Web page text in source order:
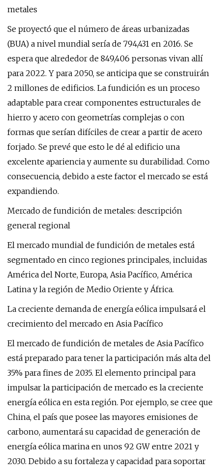
metales
Se proyectó que el número de áreas urbanizadas
(BUA) a nivel mundial sería de 794,431 en 2016. Se
espera que alrededor de 849,406 personas vivan allí
para 2022. Y para 2050, se anticipa que se construirán
2 millones de edificios. La fundición es un proceso
adaptable para crear componentes estructurales de
hierro y acero con geometrías complejas o con
formas que serían difíciles de crear a partir de acero
forjado. Se prevé que esto le dé al edificio una
excelente apariencia y aumente su durabilidad. Como
consecuencia, debido a este factor el mercado se está
expandiendo.
Mercado de fundición de metales: descripción
general regional
El mercado mundial de fundición de metales está
segmentado en cinco regiones principales, incluidas
América del Norte, Europa, Asia Pacífico, América
Latina y la región de Medio Oriente y África.
La creciente demanda de energía eólica impulsará el
crecimiento del mercado en Asia Pacífico
El mercado de fundición de metales de Asia Pacífico
está preparado para tener la participación más alta del
35% para fines de 2035. El elemento principal para
impulsar la participación de mercado es la creciente
energía eólica en esta región. Por ejemplo, se cree que
China, el país que posee las mayores emisiones de
carbono, aumentará su capacidad de generación de
energía eólica marina en unos 92 GW entre 2021 y
2030. Debido a su fortaleza y capacidad para soportar